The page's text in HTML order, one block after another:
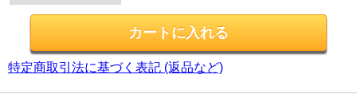
特定商取引法に基づく表記 (返品など)